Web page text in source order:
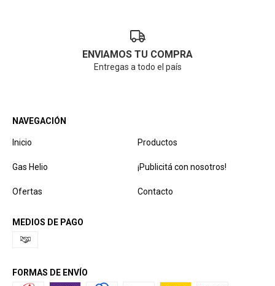
ENVIAMOS TU COMPRA
Entregas a todo el país
NAVEGACIÓN
Inicio Productos
Gas Helio ¡Publicitá con nosotros!
Ofertas Contacto
MEDIOS DE PAGO
FORMAS DE ENVÍO